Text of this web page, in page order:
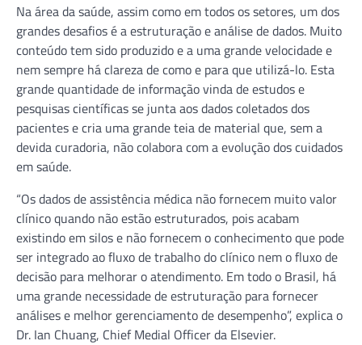
Na área da saúde, assim como em todos os setores, um dos
grandes desafios é a estruturação e análise de dados. Muito
conteúdo tem sido produzido e a uma grande velocidade e
nem sempre há clareza de como e para que utilizá-lo. Esta
grande quantidade de informação vinda de estudos e
pesquisas científicas se junta aos dados coletados dos
pacientes e cria uma grande teia de material que, sem a
devida curadoria, não colabora com a evolução dos cuidados
em saúde.
“Os dados de assistência médica não fornecem muito valor
clínico quando não estão estruturados, pois acabam
existindo em silos e não fornecem o conhecimento que pode
ser integrado ao fluxo de trabalho do clínico nem o fluxo de
decisão para melhorar o atendimento. Em todo o Brasil, há
uma grande necessidade de estruturação para fornecer
análises e melhor gerenciamento de desempenho”, explica o
Dr. Ian Chuang, Chief Medial Officer da Elsevier.